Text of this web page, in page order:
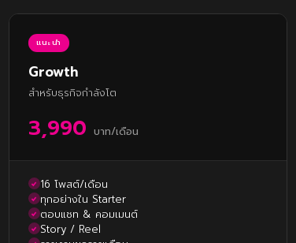
แนะนำ
Growth
สำหรับธุรกิจกำลังโต
3,990 บาท/เดือน
16 โพสต์/เดือน
ทุกอย่างใน Starter
ตอบแชท & คอมเมนต์
Story / Reel